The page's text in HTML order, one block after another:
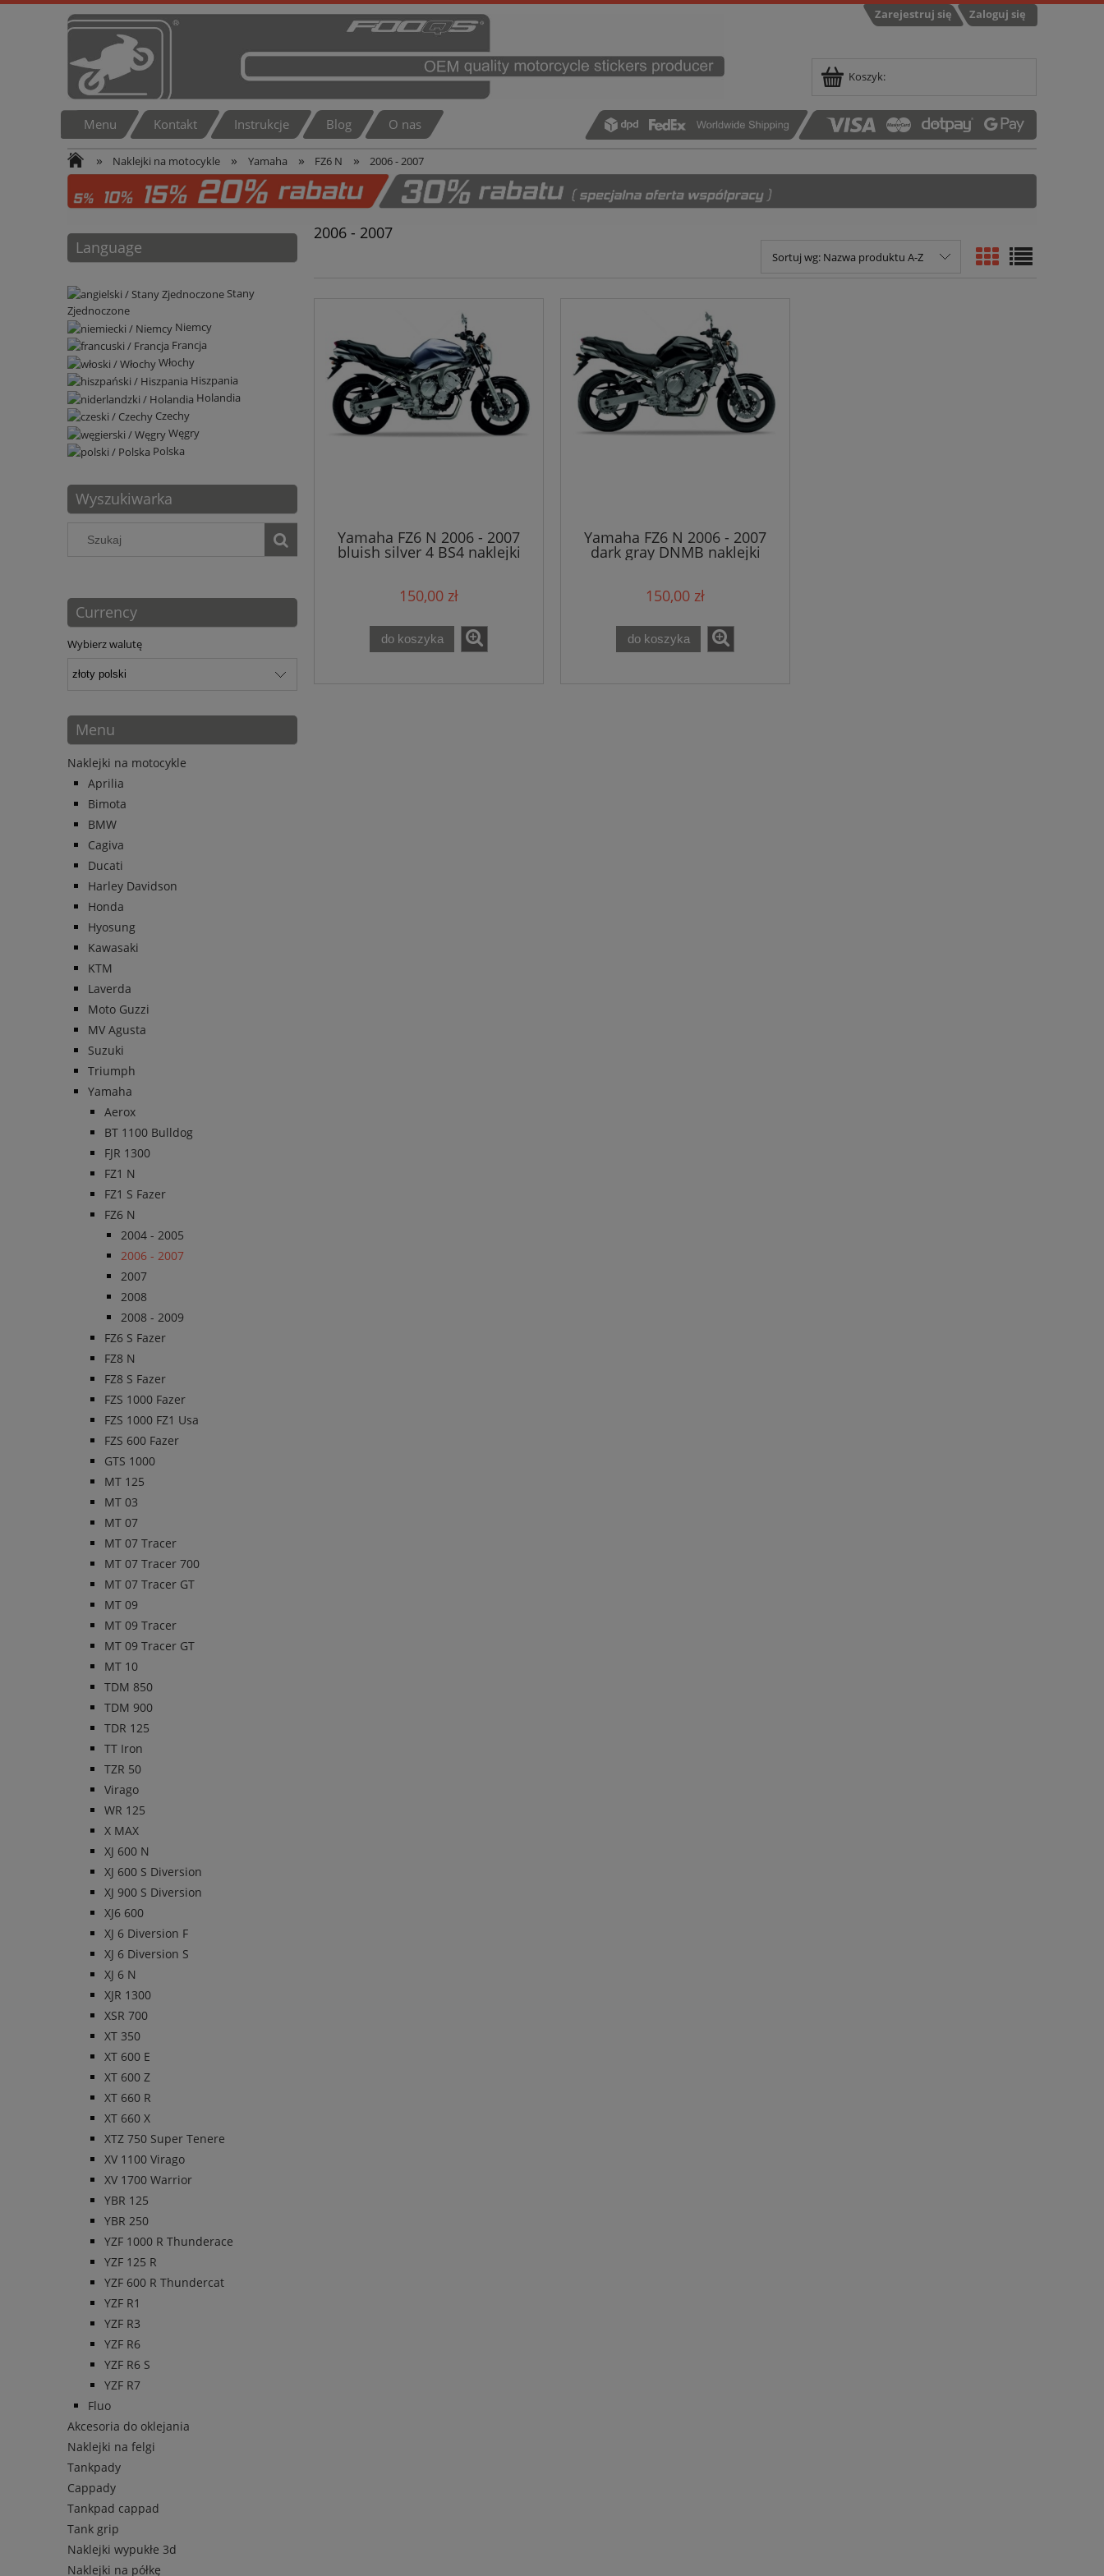
Zarejestruj się Zaloguj się
Koszyk:
Menu Kontakt Instrukcje Blog O nas
» Naklejki na motocykle » Yamaha » FZ6 N » 2006 - 2007
Language
Stany
Zjednoczone
Niemcy
Francja
Włochy
Hiszpania
Holandia
Czechy
Węgry
Polska
Wyszukiwarka
Currency
Wybierz walutę
Menu
Naklejki na motocykle
Aprilia
Bimota
BMW
Cagiva
Ducati
Harley Davidson
Honda
Hyosung
Kawasaki
KTM
Laverda
Moto Guzzi
MV Agusta
Suzuki
Triumph
Yamaha
Aerox
BT 1100 Bulldog
FJR 1300
FZ1 N
FZ1 S Fazer
FZ6 N
2004 - 2005
2006 - 2007
2007
2008
2008 - 2009
FZ6 S Fazer
FZ8 N
FZ8 S Fazer
FZS 1000 Fazer
FZS 1000 FZ1 Usa
FZS 600 Fazer
GTS 1000
MT 125
MT 03
MT 07
MT 07 Tracer
MT 07 Tracer 700
MT 07 Tracer GT
MT 09
MT 09 Tracer
MT 09 Tracer GT
MT 10
TDM 850
TDM 900
TDR 125
TT Iron
TZR 50
Virago
WR 125
X MAX
XJ 600 N
XJ 600 S Diversion
XJ 900 S Diversion
XJ6 600
XJ 6 Diversion F
XJ 6 Diversion S
XJ 6 N
XJR 1300
XSR 700
XT 350
XT 600 E
XT 600 Z
XT 660 R
XT 660 X
XTZ 750 Super Tenere
XV 1100 Virago
XV 1700 Warrior
YBR 125
YBR 250
YZF 1000 R Thunderace
YZF 125 R
YZF 600 R Thundercat
YZF R1
YZF R3
YZF R6
YZF R6 S
YZF R7
Fluo
Akcesoria do oklejania
Naklejki na felgi
Tankpady
Cappady
Tankpad cappad
Tank grip
Naklejki wypukłe 3d
Naklejki na półkę
2006 - 2007
Sortuj wg: Nazwa produktu A-Z
Yamaha FZ6 N 2006 - 2007
bluish silver 4 BS4 naklejki
150,00 zł
do koszyka
Yamaha FZ6 N 2006 - 2007
dark gray DNMB naklejki
150,00 zł
do koszyka